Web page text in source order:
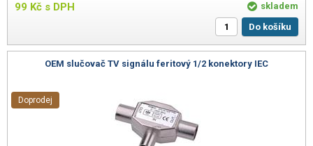
99 Kč s DPH
skladem
Do košíku
OEM slučovač TV signálu feritový 1/2 konektory IEC
Doprodej